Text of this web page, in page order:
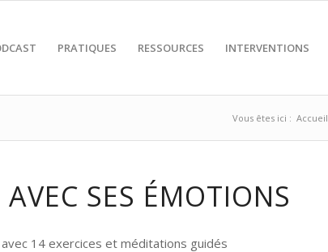
PRATIQUES RESSOURCES INTERVENTIONS
Vous êtes ici : Accueil
SES ÉMOTIONS
14 exercices et méditations guidés